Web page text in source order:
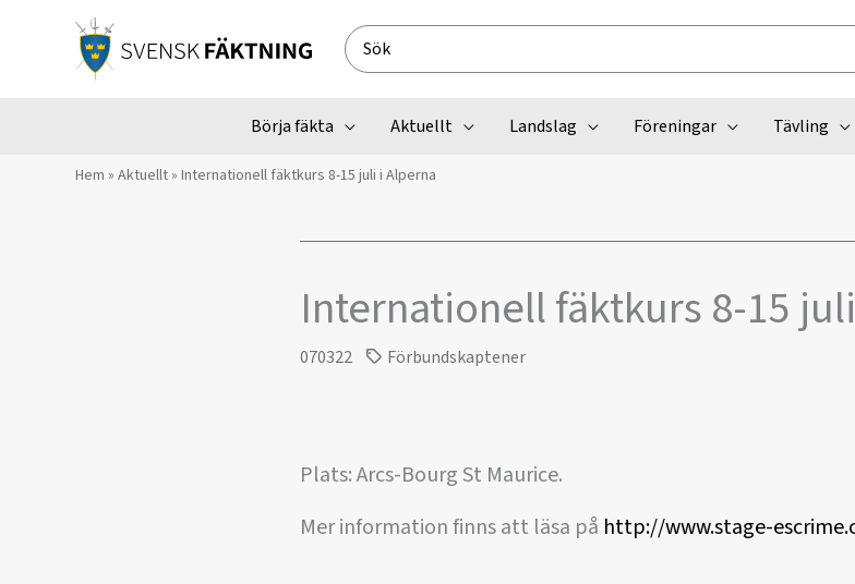
Search
for:
Börja fäkta Aktuellt Landslag Föreningar Tävling
Hem » Aktuellt» Internationell fäktkurs 8-15 juli i Alperna
Internationell fäktkurs 8-15
070322 Förbundskaptener
Plats: Arcs-Bourg St Maurice.
Mer information finns att läsa på http://www.stage-